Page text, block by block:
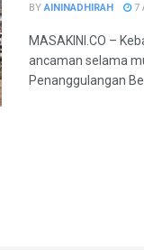
BY AININADHIRAH 7
MASAKINI.CO –
ancaman selama
Penanggulangan